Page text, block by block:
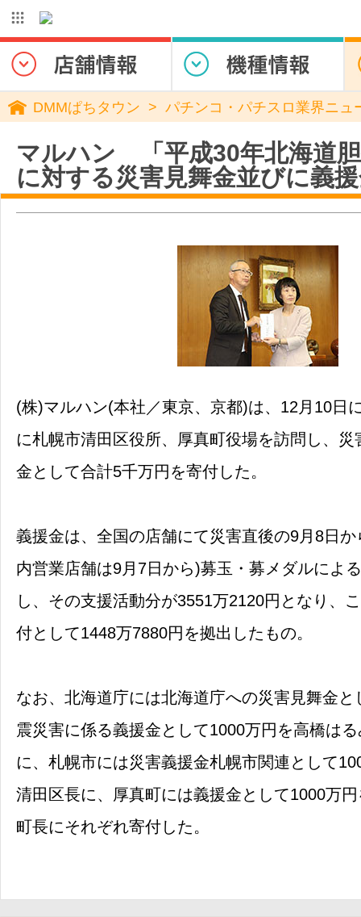
DMMぱちタウン パチンコ・パチスロ業界ニュ
マルハン 「平成30年北海道
に対する災害見舞金並びに義
(株)マルハン(本社／東京、京都)は、12月10日
に札幌市清田区役所、厚真町役場を訪問し、
金として合計5千万円を寄付した。
義援金は、全国の店舗にて災害直後の9月8日
内営業店舗は9月7日から)募玉・募メダルによ
し、その支援活動分が3551万2120円となり、
付として1448万7880円を拠出したもの。
なお、北海道庁には北海道庁への災害見舞金と
震災害に係る義援金として1000万円を高橋は
に、札幌市には災害義援金札幌市関連として
清田区長に、厚真町には義援金として1000万
町長にそれぞれ寄付した。